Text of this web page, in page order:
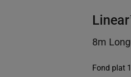
8m
Fond plat